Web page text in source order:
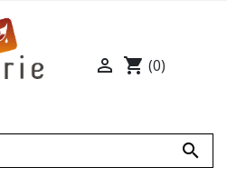

 shopping_cart (0)